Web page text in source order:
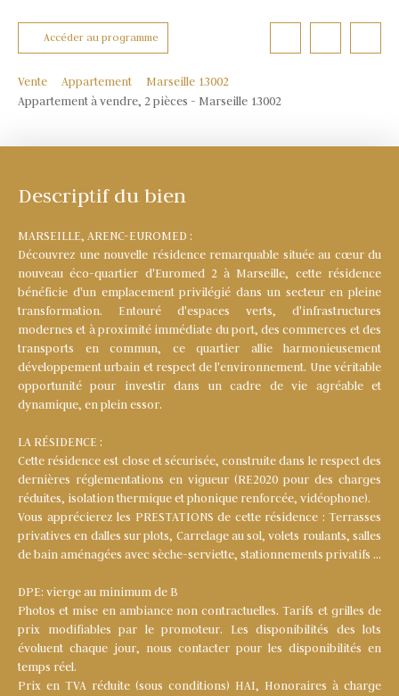
Accéder au programme
Vente Appartement
Marseille 13002
Appartement à vendre, 2 pièces - Marseille 13002
Descriptif du bien
MARSEILLE, ARENC-EUROMED :
Découvrez une nouvelle résidence remarquable située au cœur du
nouveau éco-quartier d'Euromed 2 à Marseille, cette résidence
bénéficie d'un emplacement privilégié dans un secteur en pleine
transformation. Entouré d'espaces verts, d'infrastructures
modernes et à proximité immédiate du port, des commerces et des
transports en commun, ce quartier allie harmonieusement
développement urbain et respect de l'environnement. Une véritable
opportunité pour investir dans un cadre de vie agréable et
dynamique, en plein essor.
LA RÉSIDENCE :
Cette résidence est close et sécurisée, construite dans le respect des
dernières réglementations en vigueur (RE2020 pour des charges
réduites, isolation thermique et phonique renforcée, vidéophone).
Vous apprécierez les PRESTATIONS de cette résidence : Terrasses
privatives en dalles sur plots, Carrelage au sol, volets roulants, salles
de bain aménagées avec sèche-serviette, stationnements privatifs …
DPE: vierge au minimum de B
Photos et mise en ambiance non contractuelles. Tarifs et grilles de
prix modifiables par le promoteur. Les disponibilités des lots
évoluent chaque jour, nous contacter pour les disponibilités en
temps réel.
Prix en TVA réduite (sous conditions) HAI, Honoraires à charge